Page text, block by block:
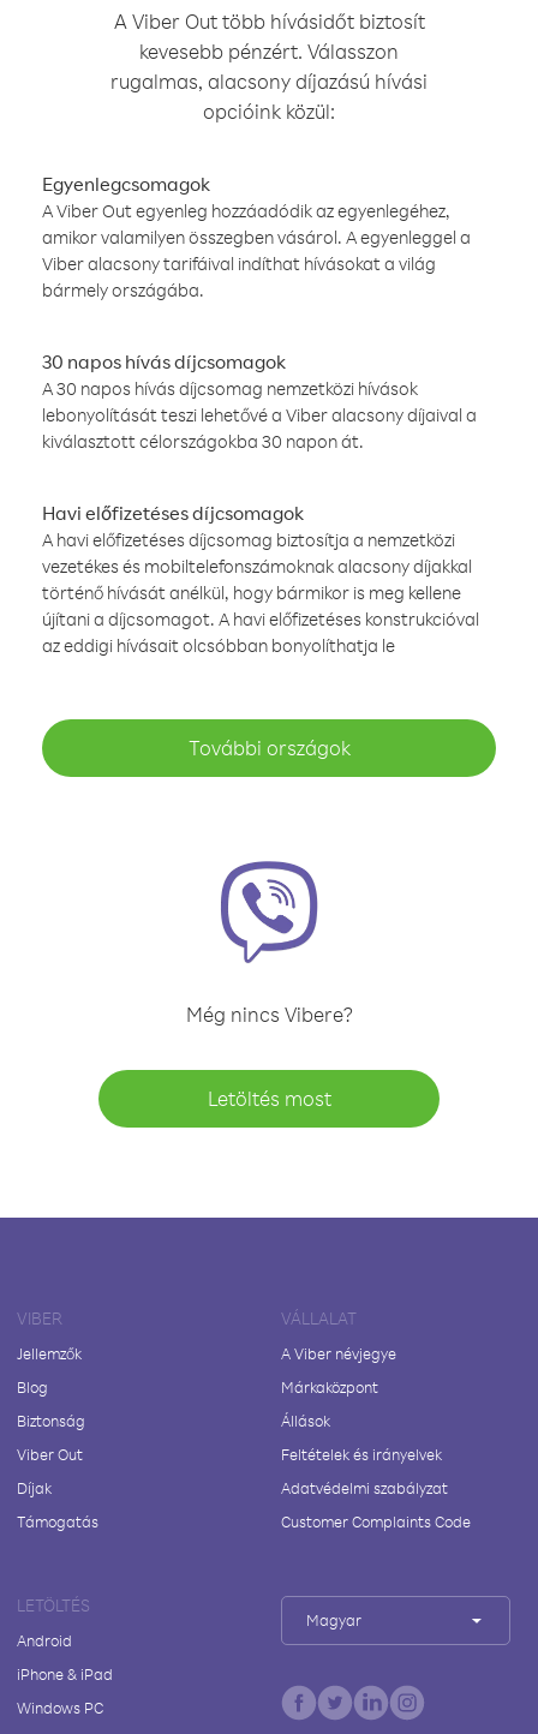
A Viber Out több hívásidőt biztosít
kevesebb pénzért. Válasszon
rugalmas, alacsony díjazású hívási
opcióink közül:
Egyenlegcsomagok
A Viber Out egyenleg hozzáadódik az egyenlegéhez,
amikor valamilyen összegben vásárol. A egyenleggel a
Viber alacsony tarifáival indíthat hívásokat a világ
bármely országába.
30 napos hívás díjcsomagok
A 30 napos hívás díjcsomag nemzetközi hívások
lebonyolítását teszi lehetővé a Viber alacsony díjaival a
kiválasztott célországokba 30 napon át.
Havi előfizetéses díjcsomagok
A havi előfizetéses díjcsomag biztosítja a nemzetközi
vezetékes és mobiltelefonszámoknak alacsony díjakkal
történő hívását anélkül, hogy bármikor is meg kellene
újítani a díjcsomagot. A havi előfizetéses konstrukcióval
az eddigi hívásait olcsóbban bonyolíthatja le
További országok
Még nincs Vibere?
Letöltés most
VIBER
Jellemzők
Blog
Biztonság
Viber Out
Díjak
Támogatás
VÁLLALAT
A Viber névjegye
Márkaközpont
Állások
Feltételek és irányelvek
Adatvédelmi szabályzat
Customer Complaints Code
LETÖLTÉS
Android
iPhone & iPad
Windows PC
Magyar